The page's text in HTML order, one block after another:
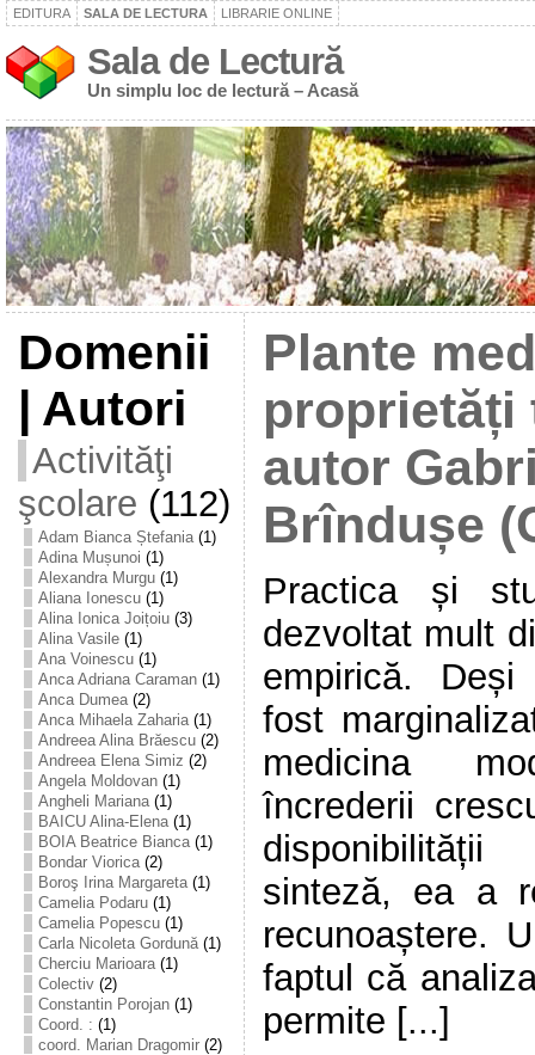
EDITURA SALA DE LECTURA LIBRARIE ONLINE
Sala de Lectură
Un simplu loc de lectură – Acasă
Domenii
| Autori
Activităţi
şcolare (112)
Adam Bianca Ștefania(1)
Adina Mușunoi (1)
Alexandra Murgu(1)
Aliana Ionescu(1)
Alina Ionica Joițoiu(3)
Alina Vasile(1)
Ana Voinescu(1)
Anca Adriana Caraman(1)
Anca Dumea(2)
Anca Mihaela Zaharia(1)
Andreea Alina Brăescu(2)
Andreea Elena Simiz (2)
Angela Moldovan(1)
Angheli Mariana(1)
BAICU Alina-Elena(1)
BOIA Beatrice Bianca(1)
Bondar Viorica(2)
Boroş Irina Margareta(1)
Camelia Podaru(1)
Camelia Popescu(1)
Carla Nicoleta Gordună(1)
Cherciu Marioara(1)
Colectiv(2)
Constantin Porojan(1)
Coord. : (1)
coord. Marian Dragomir(2)
Plante
proprietăți
autor
Brîndușe
Practica și
dezvoltat mult
empirică.
fost
medicina
încrederii
sinteză, ea a
recunoaștere.
faptul că
permite [...]